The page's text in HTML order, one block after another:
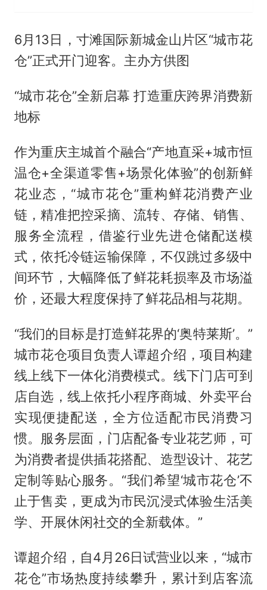
6月13日，寸滩国际新城金山片区“城市花
仓”正式开门迎客。主办方供图
“城市花仓”全新启幕 打造重庆跨界消费新
地标
作为重庆主城首个融合“产地直采+城市恒
温仓+全渠道零售+场景化体验”的创新鲜
花业态，“城市花仓”重构鲜花消费产业
链，精准把控采摘、流转、存储、销售、
服务全流程，借鉴行业先进仓储配送模
式，依托冷链运输保障，不仅跳过多级中
间环节，大幅降低了鲜花耗损率及市场溢
价，还最大程度保持了鲜花品相与花期。
“我们的目标是打造鲜花界的‘奥特莱斯’。”
城市花仓项目负责人谭超介绍，项目构建
线上线下一体化消费模式。线下门店可到
店自选，线上依托小程序商城、外卖平台
实现便捷配送，全方位适配市民消费习
惯。服务层面，门店配备专业花艺师，可
为消费者提供插花搭配、造型设计、花艺
定制等贴心服务。“我们希望‘城市花仓’不
止于售卖，更成为市民沉浸式体验生活美
学、开展休闲社交的全新载体。”
谭超介绍，自4月26日试营业以来，“城市
花仓”市场热度持续攀升，累计到店客流